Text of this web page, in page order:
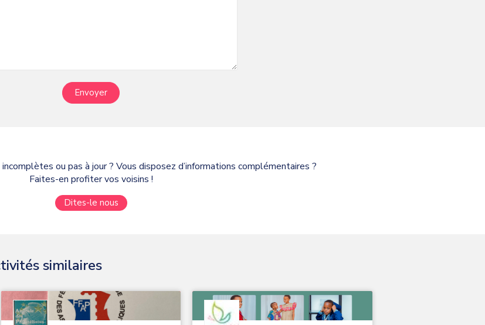
Envoyer
ou pas à jour ? Vous disposez d’informations complémentaires ?
Faites-en profiter vos voisins !
Dites-le nous
similaires